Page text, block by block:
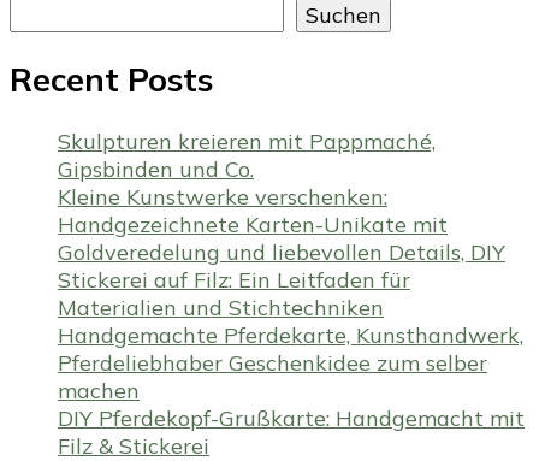
Suchen
Recent Posts
Skulpturen kreieren mit Pappmaché,
Gipsbinden und Co.
Kleine Kunstwerke verschenken:
Handgezeichnete Karten-Unikate mit
Goldveredelung und liebevollen Details, DIY
Stickerei auf Filz: Ein Leitfaden für
Materialien und Stichtechniken
Handgemachte Pferdekarte, Kunsthandwerk,
Pferdeliebhaber Geschenkidee zum selber
machen
DIY Pferdekopf-Grußkarte: Handgemacht mit
Filz & Stickerei